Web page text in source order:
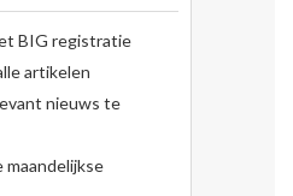
BIG registratie
artikelen
nieuws te